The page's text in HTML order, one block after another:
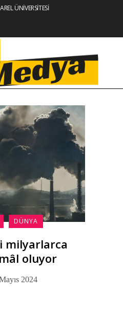
ÜNİVERSİTESİ
DÜNYA
milyarlarca
oluyor
2024